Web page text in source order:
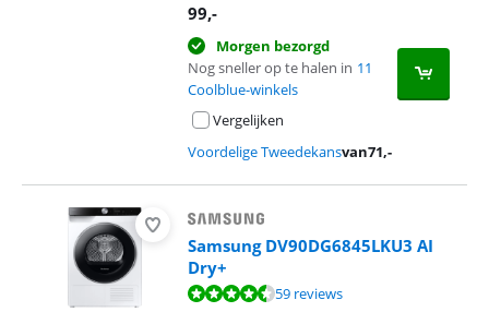
99,-
Morgen bezorgd
Nog sneller op te halen in 11
Coolblue-winkels
Vergelijken
Voordelige Tweedekansvan71,-
Samsung DV90DG6845LKU3 AI
Dry+
Beoordeling is 9,0 van de 10, gebaseerd op 59 reviews.
59 reviews